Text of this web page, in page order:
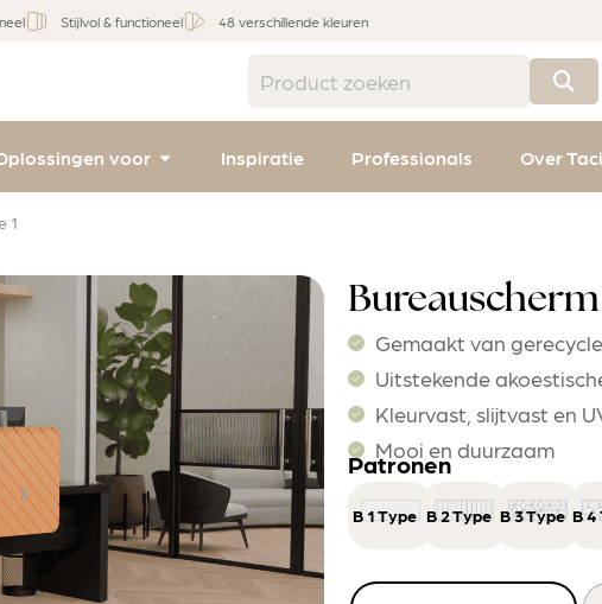
Stijlvol & functioneel 48 verschillende kleuren
voor Inspiratie Professionals Over
1
Bureauscherm
Gemaakt van
Uitstekende
Kleurvast, slijtvast en
Mooi en duurzaam
Patronen
B 1 Type 1B 2 Type 1B 3 Type 1B 4